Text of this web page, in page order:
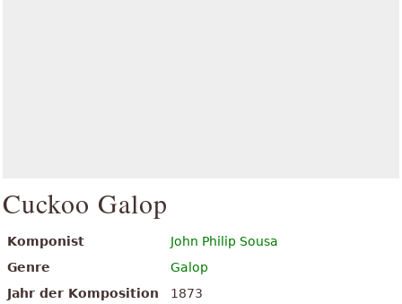
Cuckoo Galop
Komponist
John Philip Sousa
Genre
Galop
Jahr der Komposition
1873